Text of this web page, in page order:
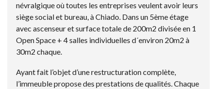
névralgique où toutes les entreprises veulent avoir leurs
siège social et bureau, à Chiado. Dans un 5ème étage
avec ascenseur et surface totale de 200m2 divisée en 1
Open Space + 4 salles individuelles d´environ 20m2 à
30m2 chaque.
Ayant fait l’objet d’une restructuration complète,
l’immeuble propose des prestations de qualités. Chaque